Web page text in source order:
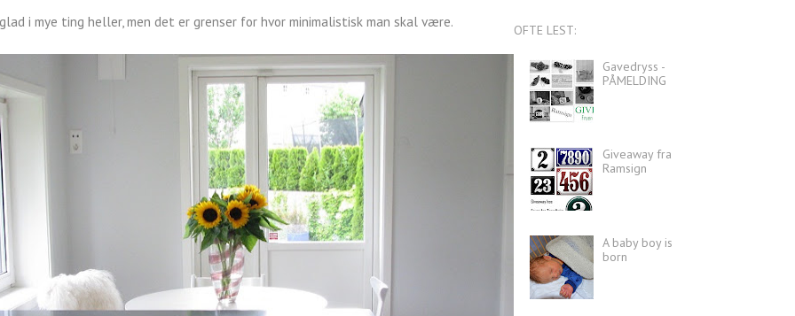
i mye ting heller, men det er grenser for hvor minimalistisk man skal være. OFTE LEST:
Gavedryss -
PÅMELDING
Giveaway fra
Ramsign
A baby boy is
born